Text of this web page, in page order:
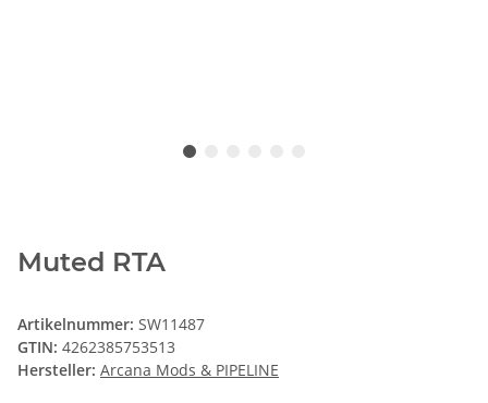
Muted RTA
Artikelnummer: SW11487
GTIN: 4262385753513
Hersteller: Arcana Mods & PIPELINE